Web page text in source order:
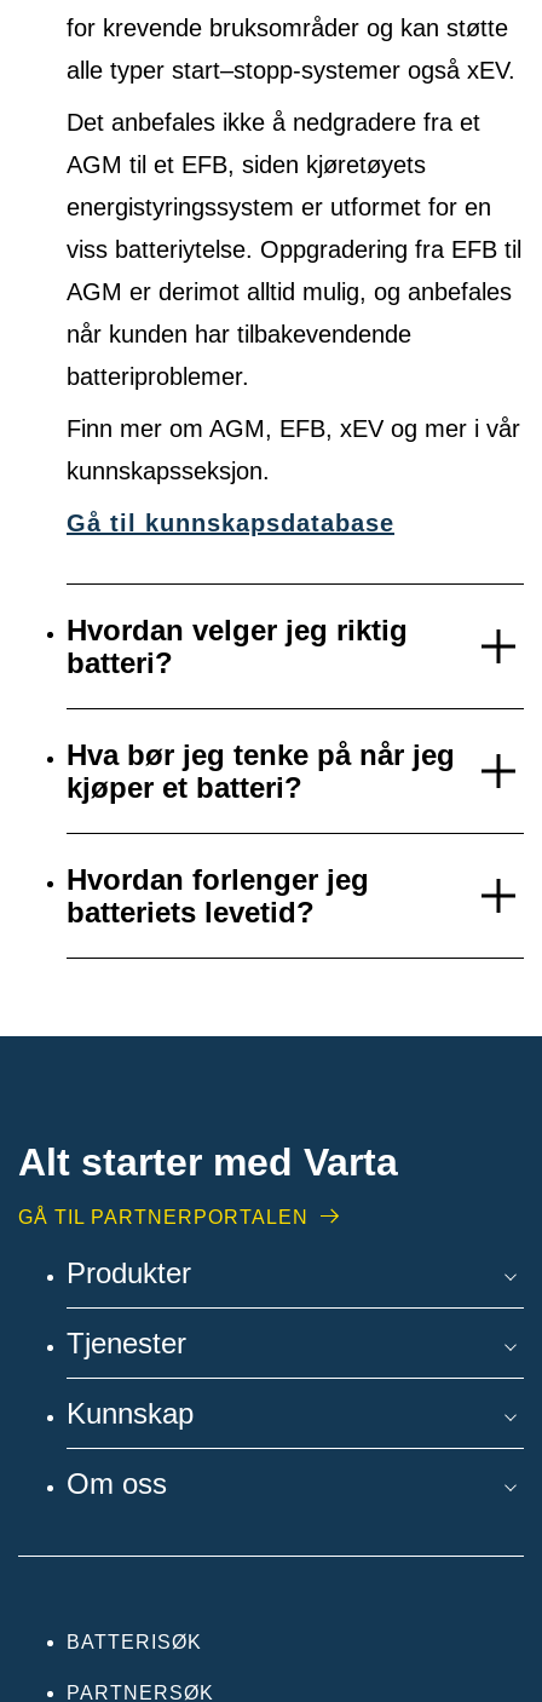
for krevende bruksområder og kan støtte
alle typer start–stopp-systemer også xEV.
Det anbefales ikke å nedgradere fra et
AGM til et EFB, siden kjøretøyets
energistyringssystem er utformet for en
viss batteriytelse. Oppgradering fra EFB til
AGM er derimot alltid mulig, og anbefales
når kunden har tilbakevendende
batteriproblemer.
Finn mer om AGM, EFB, xEV og mer i vår
kunnskapsseksjon.
Gå til kunnskapsdatabase
Hvordan velger jeg riktig
batteri?
Hva bør jeg tenke på når jeg
kjøper et batteri?
Hvordan forlenger jeg
batteriets levetid?
Alt starter med Varta
GÅ TIL PARTNERPORTALEN
Produkter
Tjenester
Kunnskap
Om oss
BATTERISØK
PARTNERSØK